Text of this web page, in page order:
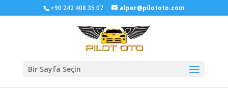
+90 242 408 35 07 alper@pilototo.com
Bir Sayfa Seçin